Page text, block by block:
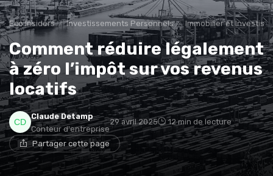
Eco Insiders Investissements Personnels Immobilier et
Comment réduire légalement
à zéro l’impôt sur vos revenus
locatifs
Claude Detamp
Conteur d'entreprise
29 avril 2025 12 min de lecture
Partager cette page